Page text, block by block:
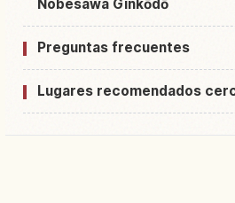
Nobesawa Ginkōdō
Preguntas frecuentes
Lugares recomendados